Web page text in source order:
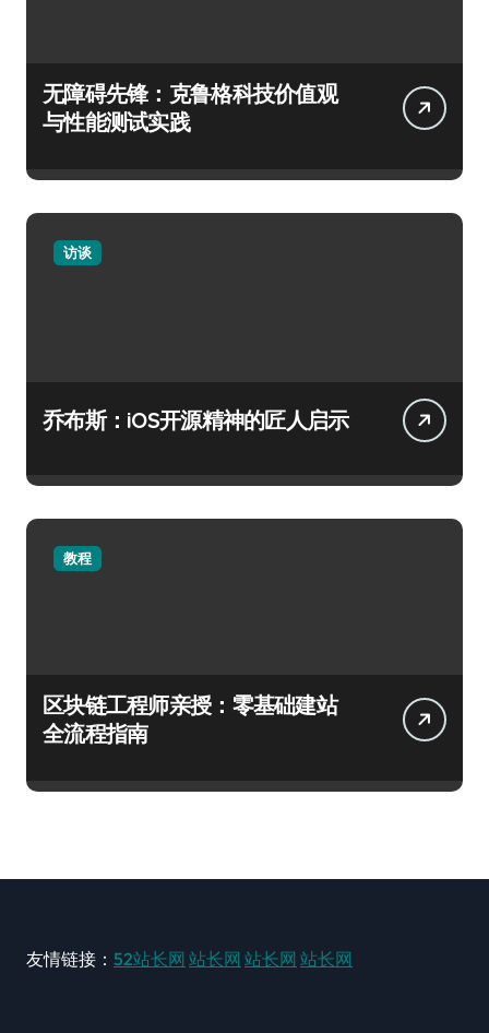
无障碍先锋：克鲁格科技价值观
与性能测试实践
访谈
乔布斯：iOS开源精神的匠人启示
教程
区块链工程师亲授：零基础建站
全流程指南
友情链接： 52站长网 站长网 站长网 站长网